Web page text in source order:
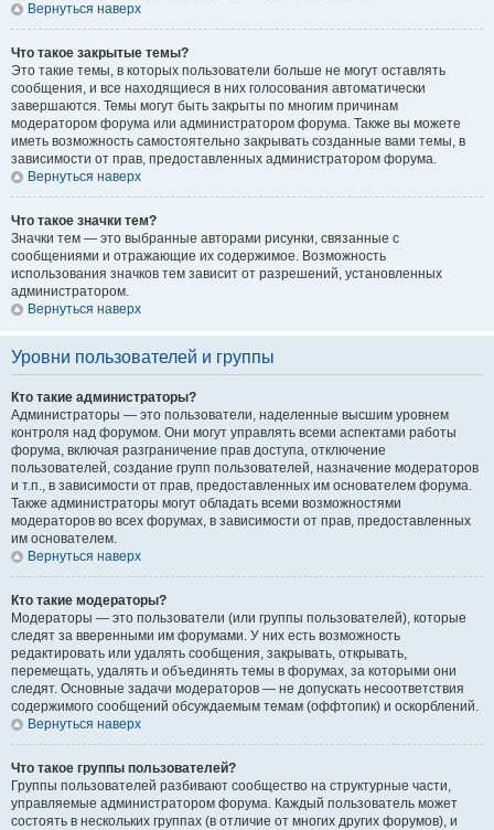
Вернуться наверх
Что такое закрытые темы?
Это такие темы, в которых пользователи больше не могут оставлять
сообщения, и все находящиеся в них голосования автоматически
завершаются. Темы могут быть закрыты по многим причинам
модератором форума или администратором форума. Также вы можете
иметь возможность самостоятельно закрывать созданные вами темы, в
зависимости от прав, предоставленных администратором форума.
Вернуться наверх
Что такое значки тем?
Значки тем — это выбранные авторами рисунки, связанные с
сообщениями и отражающие их содержимое. Возможность
использования значков тем зависит от разрешений, установленных
администратором.
Вернуться наверх
Уровни пользователей и группы
Кто такие администраторы?
Администраторы — это пользователи, наделенные высшим уровнем
контроля над форумом. Они могут управлять всеми аспектами работы
форума, включая разграничение прав доступа, отключение
пользователей, создание групп пользователей, назначение модераторов
и т.п., в зависимости от прав, предоставленных им основателем форума.
Также администраторы могут обладать всеми возможностями
модераторов во всех форумах, в зависимости от прав, предоставленных
им основателем.
Вернуться наверх
Кто такие модераторы?
Модераторы — это пользователи (или группы пользователей), которые
следят за вверенными им форумами. У них есть возможность
редактировать или удалять сообщения, закрывать, открывать,
перемещать, удалять и объединять темы в форумах, за которыми они
следят. Основные задачи модераторов — не допускать несоответствия
содержимого сообщений обсуждаемым темам (оффтопик) и оскорблений.
Вернуться наверх
Что такое группы пользователей?
Группы пользователей разбивают сообщество на структурные части,
управляемые администратором форума. Каждый пользователь может
состоять в нескольких группах (в отличие от многих других форумов), и